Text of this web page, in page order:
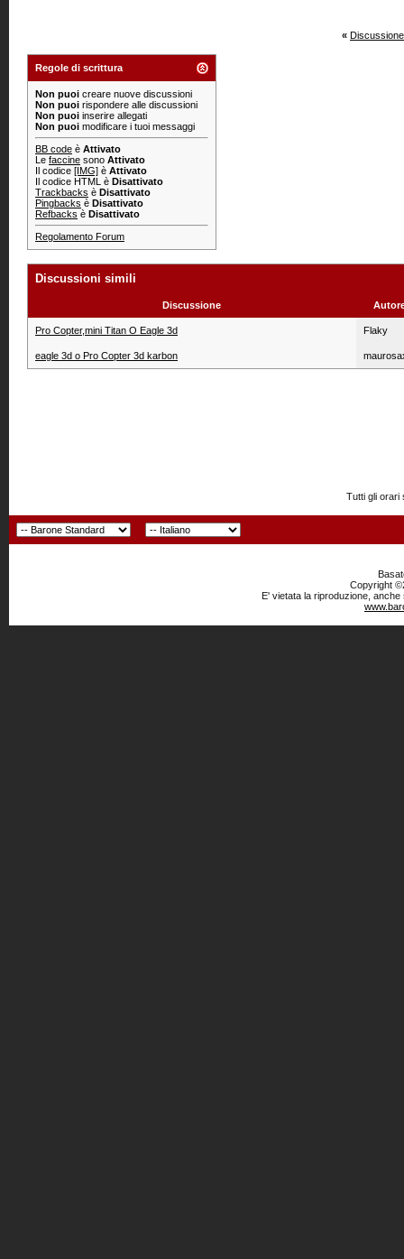
«
Regole di scrittura
Non puoi creare nuove discussioni
Non puoi rispondere alle discussioni
Non puoi inserire allegati
Non puoi modificare i tuoi messaggi
BB code è Attivato
Le faccine sono Attivato
Il codice [IMG] è Attivato
Il codice HTML è Disattivato
Trackbacks è Disattivato
Pingbacks è Disattivato
Refbacks è Disattivato
Regolamento Forum
Discussioni simili
Discussione
Pro Copter,mini Titan O Eagle 3d Flaky
eagle 3d o Pro Copter 3d karbon
Tutti gli orari
Copyright
E' vietata la riproduzione,